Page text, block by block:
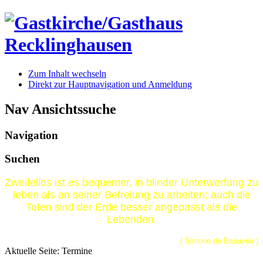
Zum Inhalt wechseln
Direkt zur Hauptnavigation und Anmeldung
Nav Ansichtssuche
Navigation
Suchen
Zweifellos ist es bequemer, in blinder Unterwerfung zu
leben als an seiner Befreiung zu arbeiten; auch die
Toten sind der Erde besser angepasst als die
Lebenden.
( Simone de Beauvoir )
Aktuelle Seite: Termine